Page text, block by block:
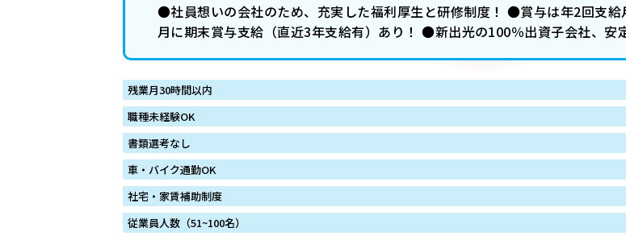
●社員想いの会社のため、充実した福利厚生と研修制度！ ●賞与は年2回支
月に期末賞与支給（直近3年支給有）あり！ ●新出光の100％出資子会社、安
残業月30時間以内
職種未経験OK
書類選考なし
車・バイク通勤OK
社宅・家賃補助制度
従業員人数（51~100名）